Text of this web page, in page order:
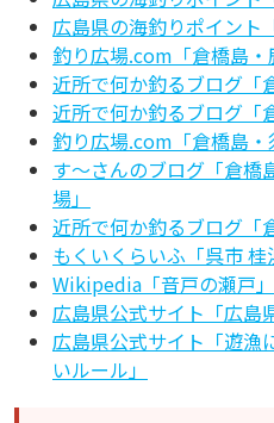
広島県の海釣りポイント
釣り広場.com「倉橋島・
近所で何か釣るブログ「
近所で何か釣るブログ「
釣り広場.com「倉橋島・
す〜さんのブログ「倉橋
場」
近所で何か釣るブログ「
もくいくらいふ「呉市 桂
Wikipedia「音戸の瀬戸」
広島県公式サイト「広島
広島県公式サイト「遊漁
いルール」